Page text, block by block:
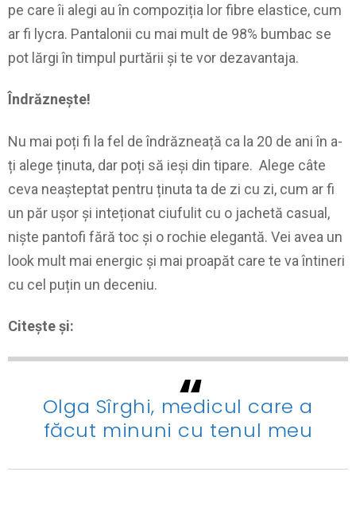
pe care îi alegi au în compoziția lor fibre elastice, cum
ar fi lycra. Pantalonii cu mai mult de 98% bumbac se
pot lărgi în timpul purtării și te vor dezavantaja.
Îndrăznește!
Nu mai poți fi la fel de îndrăzneață ca la 20 de ani în a-
ți alege ținuta, dar poți să ieși din tipare. Alege câte
ceva neașteptat pentru ținuta ta de zi cu zi, cum ar fi
un păr ușor și inteționat ciufulit cu o jachetă casual,
niște pantofi fără toc și o rochie elegantă. Vei avea un
look mult mai energic și mai proapăt care te va întineri
cu cel puțin un deceniu.
Citește și:
Olga Sîrghi, medicul care a
făcut minuni cu tenul meu